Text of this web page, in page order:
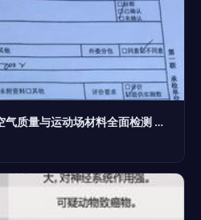
南京市伯乐中学开展教室空气质量与运动场材料全面检测 保障校园健康安全